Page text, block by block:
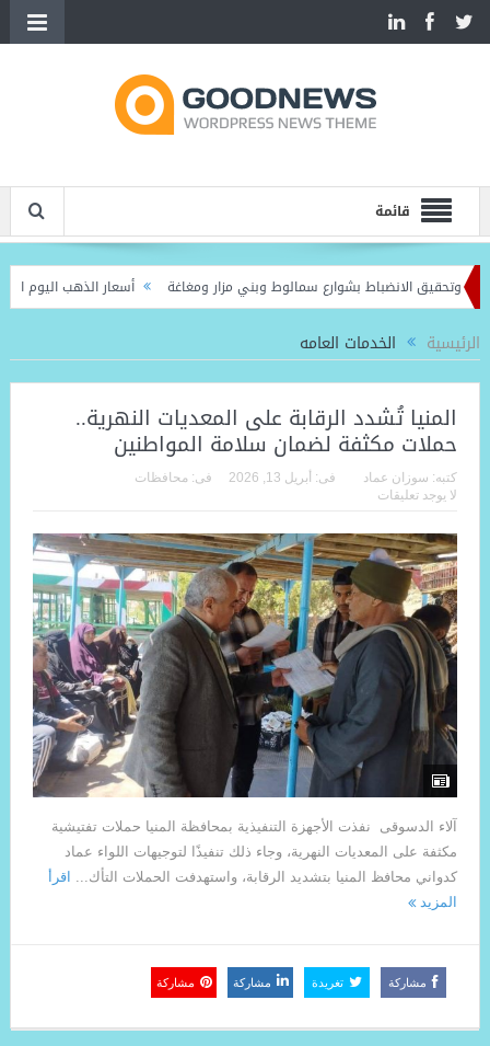
قائمة
وتحقيق الانضباط بشوارع سمالوط وبني مزار ومغاغة
أسعار الذهب اليوم الأحد في
الرئيسية الخدمات العامه
المنيا تُشدد الرقابة على المعديات النهرية..
حملات مكثفة لضمان سلامة المواطنين
كتبه: سوزان عماد فى: أبريل 13, 2026 فى: محافظات
لا يوجد تعليقات
آلاء الدسوقى نفذت الأجهزة التنفيذية بمحافظة المنيا حملات تفتيشية
مكثفة على المعديات النهرية، وجاء ذلك تنفيذًا لتوجيهات اللواء عماد
كدواني محافظ المنيا بتشديد الرقابة، واستهدفت الحملات التأك... اقرأ
المزيد
مشاركة تغريدة مشاركة مشاركة